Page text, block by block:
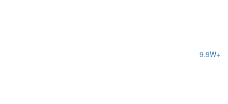
9.9W+